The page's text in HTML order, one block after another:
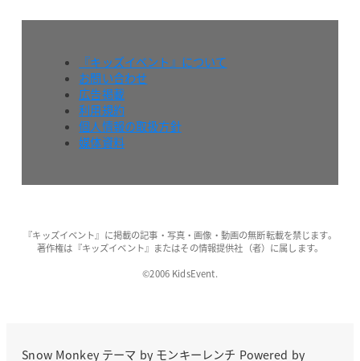
『キッズイベント』について
お問い合わせ
広告掲載
利用規約
個人情報の取扱方針
媒体資料
『キッズイベント』に掲載の記事・写真・画像・動画の無断転載を禁じます。
著作権は『キッズイベント』またはその情報提供社（者）に属します。
©2006 KidsEvent.
Snow Monkeyテーマ by モンキーレンチ Powered by